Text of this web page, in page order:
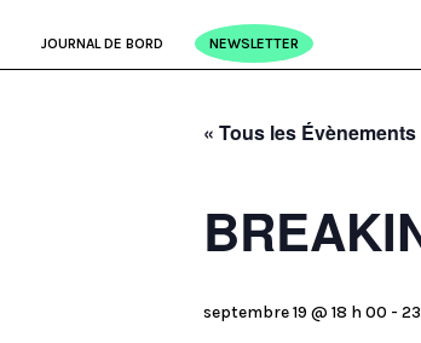
JOURNAL DE BORD NEWSLETTER
« Tous les Évènements
septembre 19 @ 18 h 00 -